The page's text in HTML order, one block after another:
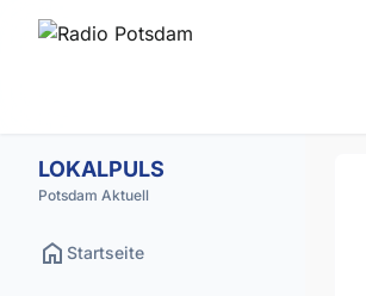
LOKALPULS
Potsdam Aktuell
home Startseite